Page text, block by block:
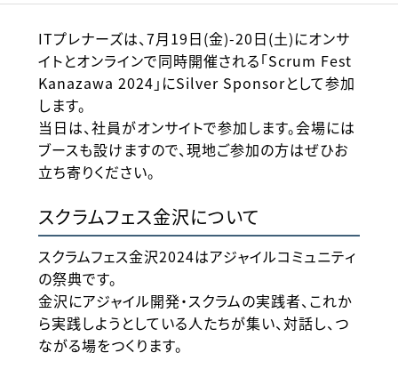
ITプレナーズは、7月19日(金)-20日(土)にオンサ
イトとオンラインで同時開催される「Scrum Fest
Kanazawa 2024」にSilver Sponsorとして参加
します。
当日は、社員がオンサイトで参加します。会場には
ブースも設けますので、現地ご参加の方はぜひお
立ち寄りください。
スクラムフェス金沢について
スクラムフェス金沢2024はアジャイルコミュニティ
の祭典です。
金沢にアジャイル開発・スクラムの実践者、これか
ら実践しようとしている人たちが集い、対話し、つ
ながる場をつくります。